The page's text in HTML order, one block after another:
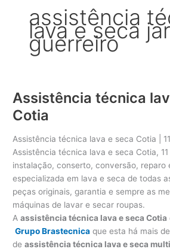
assistência
lava e seca
guerreiro
Assistência técnica
Cotia
Assistência técnica lava e seca Cotia |
Assistência técnica lava e seca Cotia,
instalação, conserto, conversão, reparo
especializada em lava e seca de todas
peças originais, garantia e sempre as
máquinas de lavar e secar roupas.
Aassistência técnica lava e seca Cotia
Grupo Brastecnica que esta há mais
deassistência técnica lava e seca